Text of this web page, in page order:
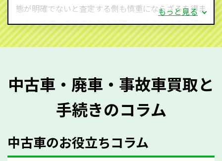
態が明確でないと査定する側も慎重にならざるを得ま
せん。廃車・事故車査定する際はできるだけ車検証を
ご準備ください。車検証があることで車両状態や年式
質問させていただく内容は以下の通りとなります。
メーカー／車種
型式／グレード
走行距離（例：約〇万キロ）
もっと見る
中古車・廃車・事故車買取と
手続きのコラム
中古車のお役立ちコラム